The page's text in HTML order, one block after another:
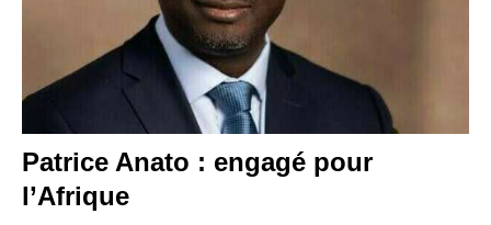
Patrice Anato : engagé pour
l’Afrique